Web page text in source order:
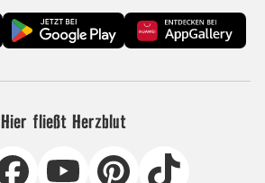
Hier fließt Herzblut